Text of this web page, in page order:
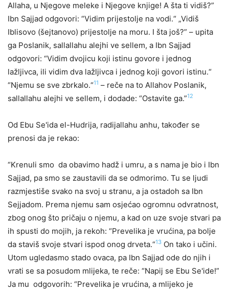
Allaha, u Njegove meleke i Njegove knjige! A šta ti vidiš?”
Ibn Sajjad odgovori: “Vidim prijestolje na vodi.“ „Vidiš
Iblisovo (šejtanovo) prijestolje na moru. I šta još?” – upita
ga Poslanik, sallallahu alejhi ve sellem, a Ibn Sajjad
odgovori: “Vidim dvojicu koji istinu govore i jednog
lažljivca, ili vidim dva lažljivca i jednog koji govori istinu.“
“Njemu se sve zbrkalo.“11 – reče na to Allahov Poslanik,
sallallahu alejhi ve sellem, i dodade: “Ostavite ga.”12
Od Ebu Se'ida el-Hudrija, radijallahu anhu, također se
prenosi da je rekao:
“Krenuli smo da obavimo hadž i umru, a s nama je bio i Ibn
Sajjad, pa smo se zaustavili da se odmorimo. Tu se ljudi
razmjestiše svako na svoj u stranu, a ja ostadoh sa Ibn
Sejjadom. Prema njemu sam osjećao ogromnu odvratnost,
zbog onog što pričaju o njemu, a kad on uze svoje stvari pa
ih spusti do mojih, ja rekoh: “Prevelika je vrućina, pa bolje
da staviš svoje stvari ispod onog drveta.“13 On tako i učini.
Utom ugledasmo stado ovaca, pa Ibn Sajjad ode do njih i
vrati se sa posudom mlijeka, te reče: “Napij se Ebu Se'ide!”
Ja mu odgovorih: “Prevelika je vrućina, a mlijeko je